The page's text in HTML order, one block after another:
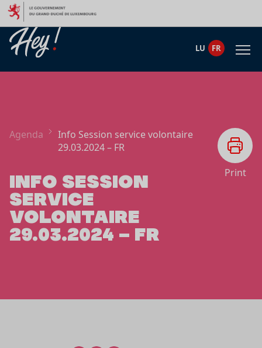
Aller au contenu
LU FR
Agenda
Info Session service volontaire
29.03.2024 – FR
INFO SESSION
SERVICE
VOLONTAIRE
29.03.2024 – FR
Print